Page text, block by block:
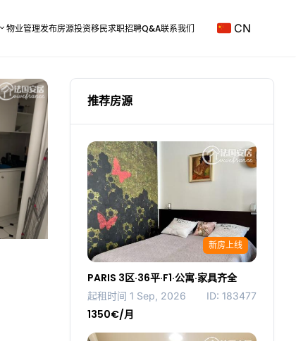
物业管理发布房源投资移民求职招聘Q&A联系我们 CN
推荐房源
新房上线
PARIS 3区·36平·F1·公寓·家具齐全
起租时间 1 Sep, 2026 ID: 183477
1350€/月